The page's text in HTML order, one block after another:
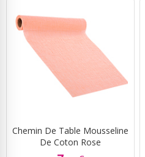
Chemin De Table Mousseline
De Coton Rose